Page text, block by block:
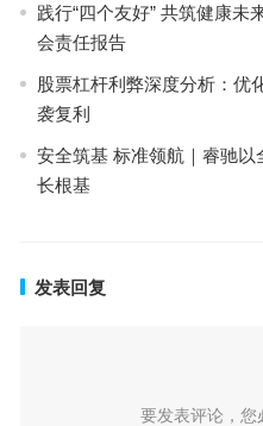
践行“四个友好” 共筑健康
会责任报告
股票杠杆利弊深度分析：优
袭复利
安全筑基 标准领航｜睿驰
长根基
发表回复
要发表评论，您